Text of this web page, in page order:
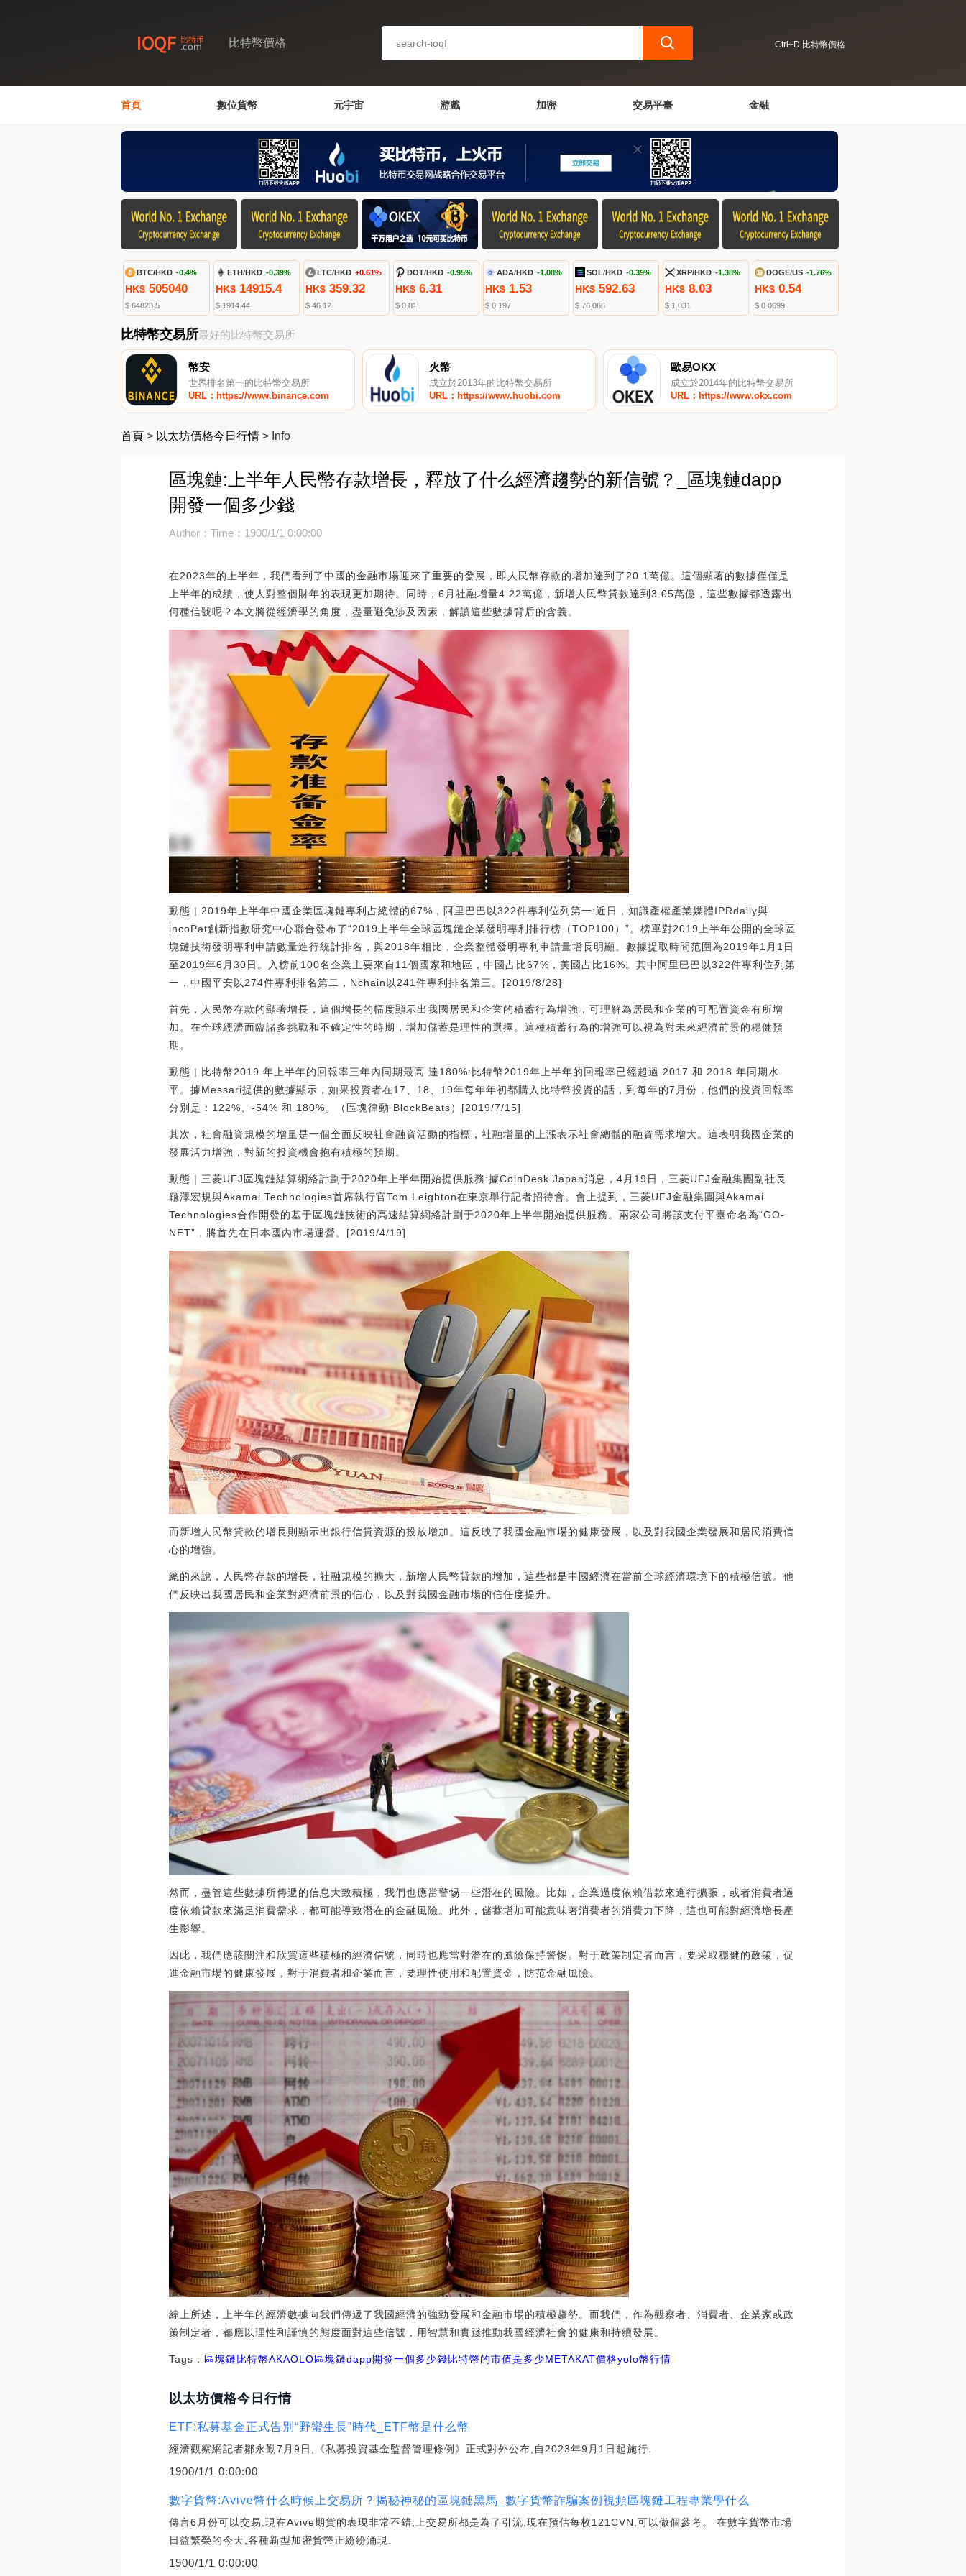
比特幣價格 Ctrl+D 比特幣價格
首頁 數位貨幣 元宇宙 游戲 加密 交易平臺 金融
BTC/HKD -0.4%
HK$ 505040
$ 64823.5
ETH/HKD -0.39%
HK$14915.4
$ 1914.44
LTC/HKD +0.61%
HK$359.32
$ 46.12
DOT/HKD -0.95%
HK$6.31
$ 0.81
ADA/HKD -1.08%
HK$1.53
$ 0.197
SOL/HKD -0.39%
HK$ 592.63
$ 76.066
XRP/HKD -1.38%
HK$ 8.03
$ 1.031
DOGE/US -1.76%
HK$ 0.54
$ 0.0699
比特幣交易所最好的比特幣交易所
幣安
世界排名第一的比特幣交易所
URL：https://www.binance.com
火幣
成立於2013年的比特幣交易所
URL：https://www.huobi.com
歐易OKX
成立於2014年的比特幣交易所
URL：https://www.okx.com
首頁 > 以太坊價格今日行情 > Info
區塊鏈:上半年人民幣存款增長，釋放了什么經濟趨勢的新信號？_區塊鏈dapp
開發一個多少錢
Author：Time：1900/1/1 0:00:00
在2023年的上半年，我們看到了中國的金融市場迎來了重要的發展，即人民幣存款的增加達到了20.1萬億。這個顯著的數據僅僅是
上半年的成績，使人對整個財年的表現更加期待。同時，6月社融增量4.22萬億，新增人民幣貸款達到3.05萬億，這些數據都透露出
何種信號呢？本文將從經濟學的角度，盡量避免涉及因素，解讀這些數據背后的含義。
動態 | 2019年上半年中國企業區塊鏈專利占總體的67%，阿里巴巴以322件專利位列第一:近日，知識產權產業媒體IPRdaily與
incoPat創新指數研究中心聯合發布了“2019上半年全球區塊鏈企業發明專利排行榜（TOP100）”。榜單對2019上半年公開的全球區
塊鏈技術發明專利申請數量進行統計排名，與2018年相比，企業整體發明專利申請量增長明顯。數據提取時間范圍為2019年1月1日
至2019年6月30日。入榜前100名企業主要來自11個國家和地區，中國占比67%，美國占比16%。其中阿里巴巴以322件專利位列第
一，中國平安以274件專利排名第二，Nchain以241件專利排名第三。[2019/8/28]
首先，人民幣存款的顯著增長，這個增長的幅度顯示出我國居民和企業的積蓄行為增強，可理解為居民和企業的可配置資金有所增
加。在全球經濟面臨諸多挑戰和不確定性的時期，增加儲蓄是理性的選擇。這種積蓄行為的增強可以視為對未來經濟前景的穩健預
期。
動態 | 比特幣2019 年上半年的回報率三年內同期最高 達180%:比特幣2019年上半年的回報率已經超過 2017 和 2018 年同期水
平。據Messari提供的數據顯示，如果投資者在17、18、19年每年年初都購入比特幣投資的話，到每年的7月份，他們的投資回報率
分別是：122%、-54% 和 180%。（區塊律動 BlockBeats）[2019/7/15]
其次，社會融資規模的增量是一個全面反映社會融資活動的指標，社融增量的上漲表示社會總體的融資需求增大。這表明我國企業的
發展活力增強，對新的投資機會抱有積極的預期。
動態 | 三菱UFJ區塊鏈結算網絡計劃于2020年上半年開始提供服務:據CoinDesk Japan消息，4月19日，三菱UFJ金融集團副社長
龜澤宏規與Akamai Technologies首席執行官Tom Leighton在東京舉行記者招待會。會上提到，三菱UFJ金融集團與Akamai
Technologies合作開發的基于區塊鏈技術的高速結算網絡計劃于2020年上半年開始提供服務。兩家公司將該支付平臺命名為“GO-
NET”，將首先在日本國內市場運營。[2019/4/19]
而新增人民幣貸款的增長則顯示出銀行信貸資源的投放增加。這反映了我國金融市場的健康發展，以及對我國企業發展和居民消費信
心的增強。
總的來說，人民幣存款的增長，社融規模的擴大，新增人民幣貸款的增加，這些都是中國經濟在當前全球經濟環境下的積極信號。他
們反映出我國居民和企業對經濟前景的信心，以及對我國金融市場的信任度提升。
然而，盡管這些數據所傳遞的信息大致積極，我們也應當警惕一些潛在的風險。比如，企業過度依賴借款來進行擴張，或者消費者過
度依賴貸款來滿足消費需求，都可能導致潛在的金融風險。此外，儲蓄增加可能意味著消費者的消費力下降，這也可能對經濟增長產
生影響。
因此，我們應該關注和欣賞這些積極的經濟信號，同時也應當對潛在的風險保持警惕。對于政策制定者而言，要采取穩健的政策，促
進金融市場的健康發展，對于消費者和企業而言，要理性使用和配置資金，防范金融風險。
綜上所述，上半年的經濟數據向我們傳遞了我國經濟的強勁發展和金融市場的積極趨勢。而我們，作為觀察者、消費者、企業家或政
策制定者，都應以理性和謹慎的態度面對這些信號，用智慧和實踐推動我國經濟社會的健康和持續發展。
Tags： 區塊鏈 比特幣AKAOLO區塊鏈dapp開發一個多少錢比特幣的市值是多少METAKAT價格yolo幣行情
以太坊價格今日行情
ETF:私募基金正式告別“野蠻生長”時代_ETF幣是什么幣
經濟觀察網記者鄒永勤7月9日,《私募投資基金監督管理條例》正式對外公布,自2023年9月1日起施行.
1900/1/1 0:00:00
數字貨幣:Avive幣什么時候上交易所？揭秘神秘的區塊鏈黑馬_數字貨幣詐騙案例視頻區塊鏈工程專業學什么
傳言6月份可以交易,現在Avive期貨的表現非常不錯,上交易所都是為了引流,現在預估每枚121CVN,可以做個參考。 在數字貨幣市場
日益繁榮的今天,各種新型加密貨幣正紛紛涌現.
1900/1/1 0:00:00